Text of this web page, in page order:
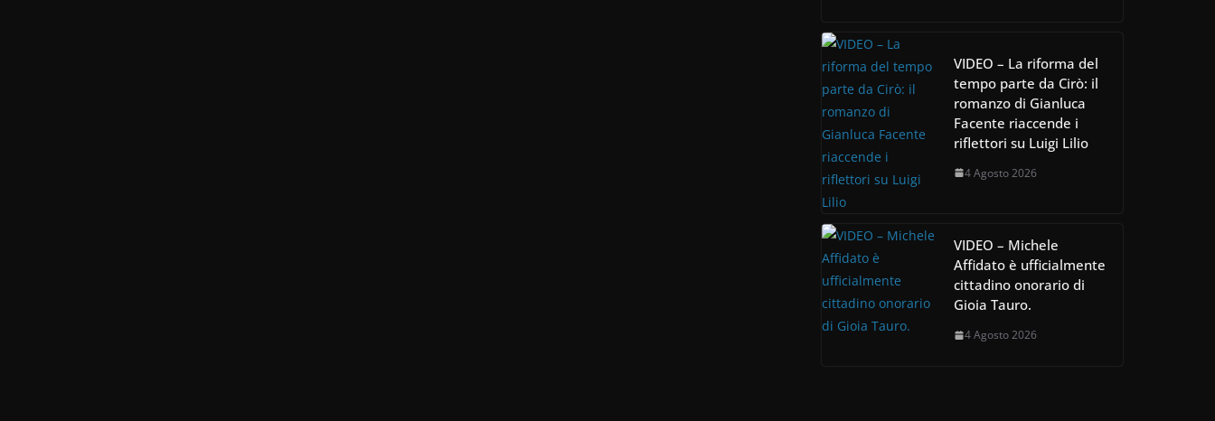
VIDEO – La riforma del
tempo parte da Cirò: il
romanzo di Gianluca
Facente riaccende i
riflettori su Luigi Lilio
4 Agosto 2026
VIDEO – Michele
Affidato è ufficialmente
cittadino onorario di
Gioia Tauro.
4 Agosto 2026